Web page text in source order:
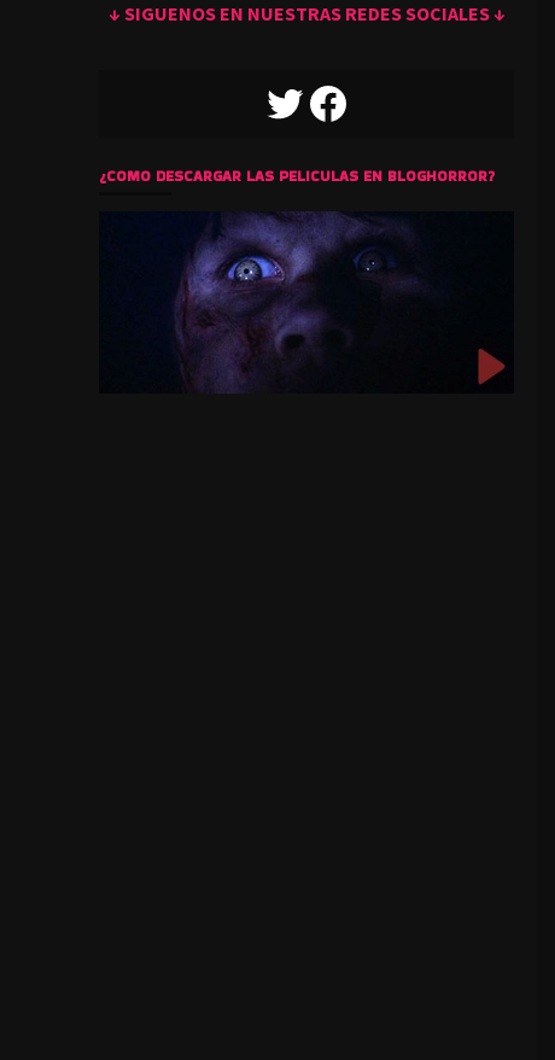
↓ SIGUENOS EN NUESTRAS REDES SOCIALES ↓
TWITTERFACEBOOK
¿COMO DESCARGAR LAS PELICULAS EN BLOGHORROR?